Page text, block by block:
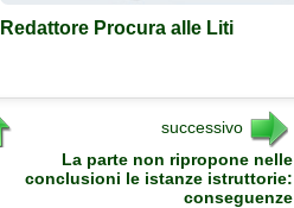
Redattore Procura alle Liti
successivo
La parte non ripropone nelle
conclusioni le istanze istruttorie:
conseguenze